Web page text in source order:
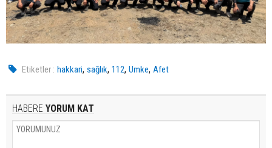
Etiketler : hakkari,sağlık,112,Umke,Afet
HABERE YORUM KAT